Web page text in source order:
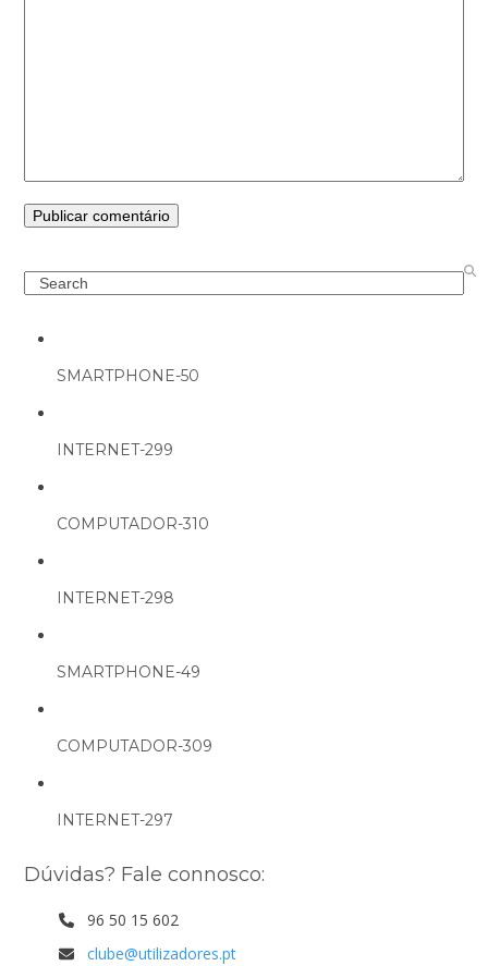
Search
SMARTPHONE-50
INTERNET-299
COMPUTADOR-310
INTERNET-298
SMARTPHONE-49
COMPUTADOR-309
INTERNET-297
Dúvidas? Fale connosco:
96 50 15 602
clube@utilizadores.pt